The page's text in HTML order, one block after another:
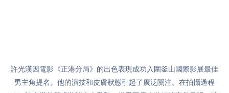
許光漢因電影《正港分局》的出色表現成功入圍釜山國際影展最佳
男主角提名。他的演技和皮膚狀態引起了廣泛關注。在拍攝過程